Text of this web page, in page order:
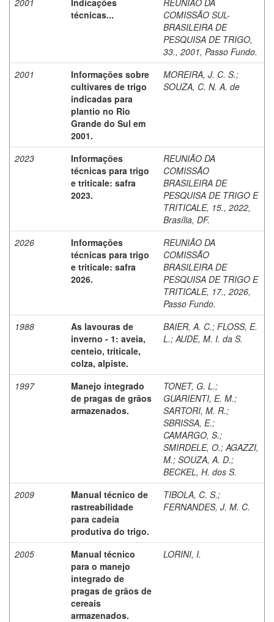
técnicas...
COMISSÃO SUL-
BRASILEIRA DE
PESQUISA DE TRIGO,
33., 2001, Passo Fundo.
2001
Informações sobre
cultivares de trigo
indicadas para
plantio no Rio
Grande do Sul em
2001.
MOREIRA, J. C. S.;
SOUZA, C. N. A. de
2023
Informações
técnicas para trigo
e triticale: safra
2023.
REUNIÃO DA
COMISSÃO
BRASILEIRA DE
PESQUISA DE TRIGO E
TRITICALE, 15., 2022,
Brasília, DF.
2026
Informações
técnicas para trigo
e triticale: safra
2026.
REUNIÃO DA
COMISSÃO
BRASILEIRA DE
PESQUISA DE TRIGO E
TRITICALE, 17., 2026,
Passo Fundo.
1988
As lavouras de
inverno - 1: aveia,
centeio, triticale,
colza, alpiste.
BAIER, A. C.; FLOSS, E.
L.; AUDE, M. I. da S.
1997
Manejo integrado
de pragas de grãos
armazenados.
TONET, G. L.;
GUARIENTI, E. M.;
SARTORI, M. R.;
SBRISSA, E.;
CAMARGO, S.;
SMIRDELE, O.; AGAZZI,
M.; SOUZA, A. D.;
BECKEL, H. dos S.
2009
Manual técnico de
rastreabilidade
para cadeia
produtiva do trigo.
TIBOLA, C. S.;
FERNANDES, J. M. C.
2005
Manual técnico
para o manejo
integrado de
pragas de grãos de
cereais
armazenados.
LORINI, I.